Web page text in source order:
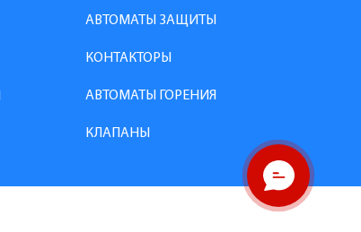
АВТОМАТЫ ЗАЩИТЫ
КОНТАКТОРЫ
АВТОМАТЫ ГОРЕНИЯ
КЛАПАНЫ